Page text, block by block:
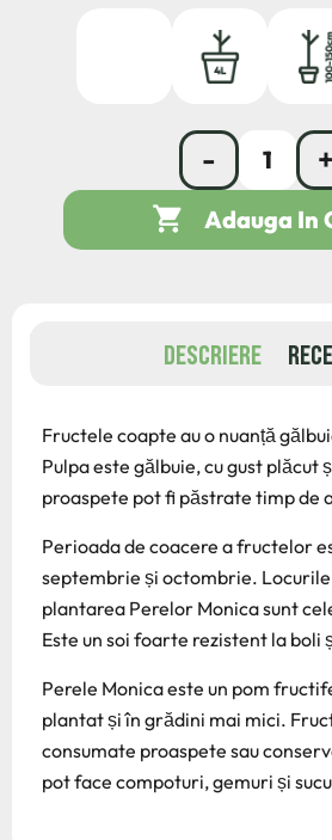
- +
 Adauga In
DESCRIERE
Fructele coapte au o nuanță
Pulpa este gălbuie, cu gust plăcut
proaspete pot fi păstrate timp de
Perioada de coacere a fructelor
septembrie și octombrie.
plantarea Perelor Monica sunt
Este un soi foarte rezistent la boli
Perele Monica este un pom
plantat și în grădini mai mici.
consumate proaspete sau
pot face compoturi, gemuri și